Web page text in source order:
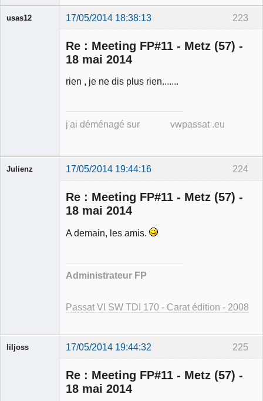
223
usas12 17/05/2014 18:38:13
Re : Meeting FP#11 - Metz (57) -
18 mai 2014
rien , je ne dis plus rien.......
j'ai déménagé sur vwpassat .eu
224
Julienz 17/05/2014 19:44:16
Re : Meeting FP#11 - Metz (57) -
18 mai 2014
A demain, les amis.
Administrateur FP
Passat VI SW TDI 170 - Carat édition - 2008
225
liljoss 17/05/2014 19:44:32
Re : Meeting FP#11 - Metz (57) -
18 mai 2014